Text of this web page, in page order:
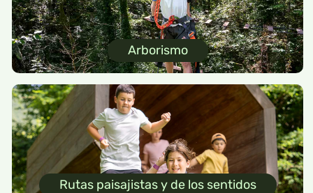
Arborismo
Rutas paisajistas y de los sentidos